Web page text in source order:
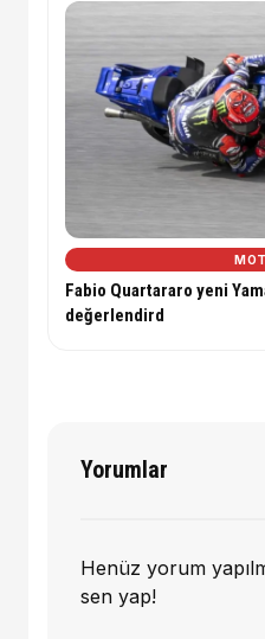
Fabio Quartararo yeni
değerlendird
Yorumlar
Henüz yorum
sen yap!